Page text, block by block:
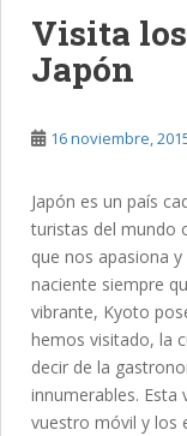
Visita
Japón
16 noviembre,
Japón es un país
turistas del mundo
que nos apasiona
naciente siempre
vibrante, Kyoto
hemos visitado, la
decir de la
innumerables.
vuestro móvil y los